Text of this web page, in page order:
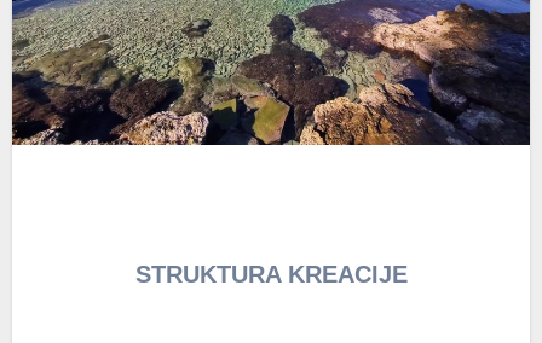
STRUKTURA KREACIJE